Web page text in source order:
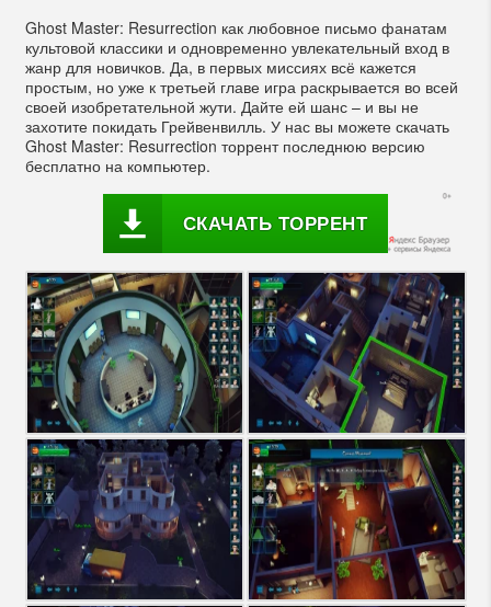
Ghost Master: Resurrection как любовное письмо фанатам
культовой классики и одновременно увлекательный вход в
жанр для новичков. Да, в первых миссиях всё кажется
простым, но уже к третьей главе игра раскрывается во всей
своей изобретательной жути. Дайте ей шанс – и вы не
захотите покидать Грейвенвилль. У нас вы можете скачать
Ghost Master: Resurrection торрент последнюю версию
бесплатно на компьютер.
СКАЧАТЬ ТОРРЕНТ